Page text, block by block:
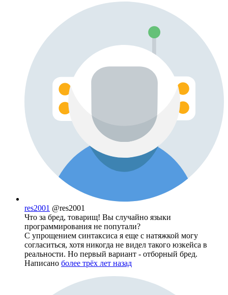
res2001 @res2001
Что за бред, товарищ! Вы случайно языки
программирования не попутали?
С упрощением синтаксиса я еще с натяжкой могу
согласиться, хотя никогда не видел такого юзкейса в
реальности. Но первый вариант - отборный бред.
Написано более трёх лет назад